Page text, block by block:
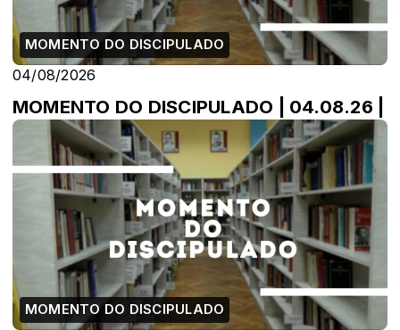
MOMENTO DO DISCIPULADO
04/08/2026
MOMENTO DO DISCIPULADO | 04.08.26 |
MOMENTO DO DISCIPULADO